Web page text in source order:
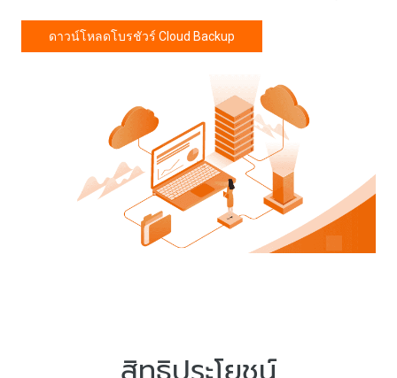
ดาวน์โหลดโบรชัวร์ Cloud Backup